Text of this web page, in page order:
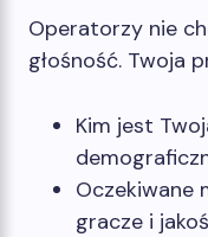
Operatorzy nie
głośność. Twoja
Kim jest
Oczekiwane
gracze i